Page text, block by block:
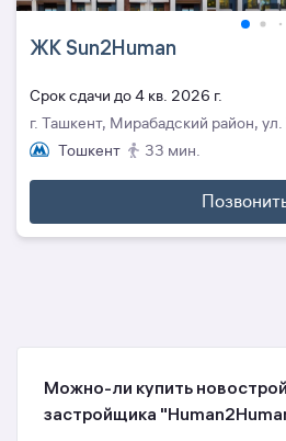
ЖК Sun2Human
Cрок сдачи до 4 кв. 2026 г.
г. Ташкент, Мирабадский район,
Тошкент
33 мин.
Можно-ли купить
застройщика